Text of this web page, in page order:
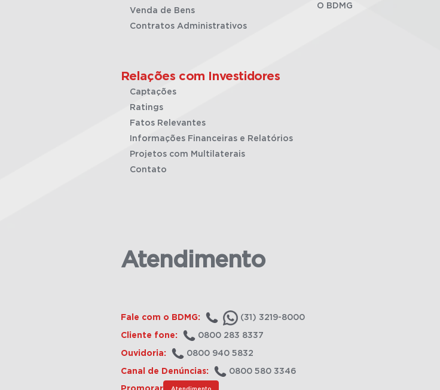
Venda de Bens
Contratos Administrativos
Relações com Investidores
Captações
Ratings
Fatos Relevantes
Informações Financeiras e Relatórios
Projetos com Multilaterais
Contato
O BDMG
Atendimento
Fale com o BDMG: (31) 3219-8000
Cliente fone: 0800 283 8337
Ouvidoria: 0800 940 5832
Canal de Denúncias: 0800 580 3346
Atendimento